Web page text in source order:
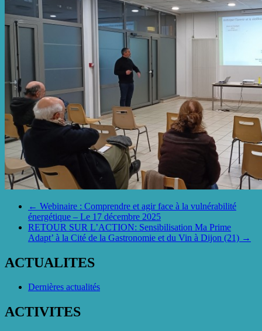
← Webinaire : Comprendre et agir face à la vulnérabilité
énergétique – Le 17 décembre 2025
RETOUR SUR L’ACTION: Sensibilisation Ma Prime
Adapt’ à la Cité de la Gastronomie et du Vin à Dijon (21) →
ACTUALITES
Dernières actualités
ACTIVITES